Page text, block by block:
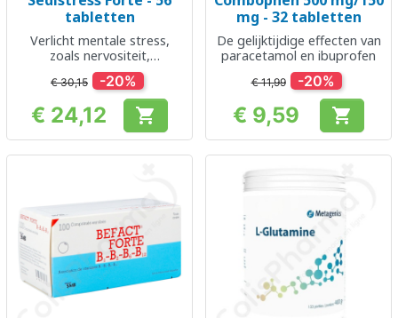
tabletten
Verlicht mentale stress,
zoals nervositeit,
ongerustheid of
prikkelbaarheid en
vergemakkelijkt het inslapen
€ 30,15 -20%
Prijs
€ 24,12 
mg - 32 tabletten
De gelijktijdige effecten van
paracetamol en ibuprofen
€ 11,99 -20%
Prijs
€ 9,59 